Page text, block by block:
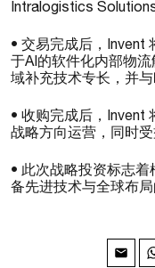
Intralogistics
• 交易完成后，Invent
于AI的软件化内部物
域补充技术专长，并
• 收购完成后，Invent
战略方向运营，同时
• 此次战略投资标志
备先进技术与全球布